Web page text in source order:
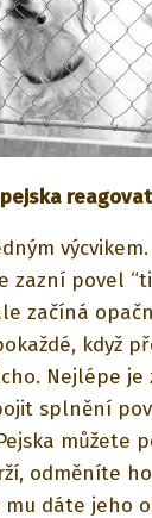
zazní povel
začíná
když
Nejlépe je
splnění
můžete
odměníte
dáte jeho